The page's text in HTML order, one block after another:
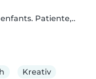
Patiente,..
Kreativ